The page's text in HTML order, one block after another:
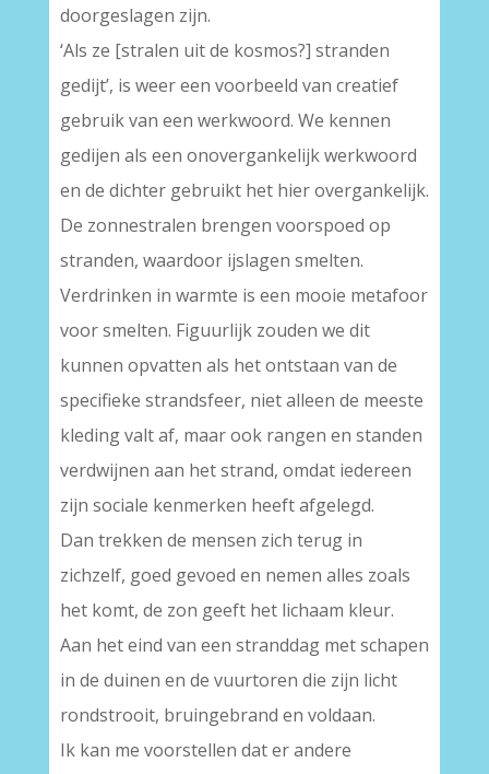
doorgeslagen zijn.
‘Als ze [stralen uit de kosmos?] stranden
gedijt’, is weer een voorbeeld van creatief
gebruik van een werkwoord. We kennen
gedijen als een onovergankelijk werkwoord
en de dichter gebruikt het hier overgankelijk.
De zonnestralen brengen voorspoed op
stranden, waardoor ijslagen smelten.
Verdrinken in warmte is een mooie metafoor
voor smelten. Figuurlijk zouden we dit
kunnen opvatten als het ontstaan van de
specifieke strandsfeer, niet alleen de meeste
kleding valt af, maar ook rangen en standen
verdwijnen aan het strand, omdat iedereen
zijn sociale kenmerken heeft afgelegd.
Dan trekken de mensen zich terug in
zichzelf, goed gevoed en nemen alles zoals
het komt, de zon geeft het lichaam kleur.
Aan het eind van een stranddag met schapen
in de duinen en de vuurtoren die zijn licht
rondstrooit, bruingebrand en voldaan.
Ik kan me voorstellen dat er andere